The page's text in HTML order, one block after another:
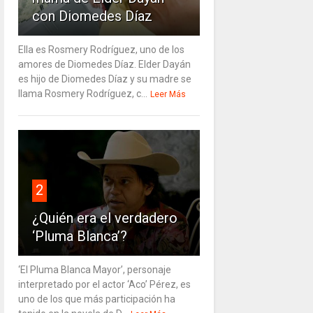
con Diomedes Díaz
Ella es Rosmery Rodríguez, uno de los
amores de Diomedes Díaz. Elder Dayán
es hijo de Diomedes Díaz y su madre se
llama Rosmery Rodríguez, c... Leer Más
2
¿Quién era el verdadero
‘Pluma Blanca’?
‘El Pluma Blanca Mayor’, personaje
interpretado por el actor ‘Aco’ Pérez, es
uno de los que más participación ha